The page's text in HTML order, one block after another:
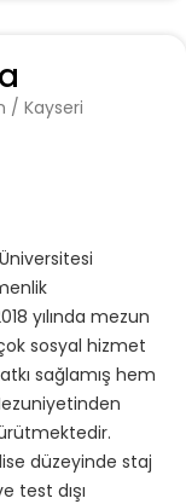
/ Kayseri
yılında mezun
sosyal hizmet
sağlamış hem
düzeyinde staj
test dışı